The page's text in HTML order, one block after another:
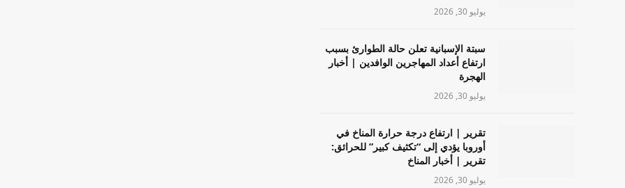
يوليو 30, 2026
سبتة الإسبانية تعلن حالة الطوارئ بسبب
ارتفاع أعداد المهاجرين الوافدين | أخبار
الهجرة
يوليو 30, 2026
تقرير | ارتفاع درجة حرارة المناخ في
أوروبا يؤدي إلى “تكثيف كبير” للحرائق:
تقرير | أخبار المناخ
يوليو 30, 2026